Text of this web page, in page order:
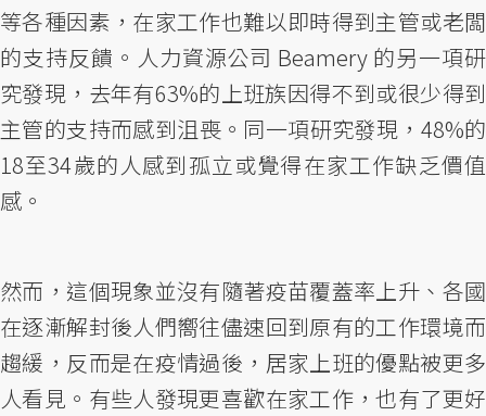
等各種因素，在家工作也難以即時得到主管或老闆
的支持反饋。人力資源公司 Beamery 的另一項研
究發現，去年有63%的上班族因得不到或很少得到
主管的支持而感到沮喪。同一項研究發現，48%的
18至34歲的人感到孤立或覺得在家工作缺乏價值
感。
然而，這個現象並沒有隨著疫苗覆蓋率上升、各國
在逐漸解封後人們嚮往儘速回到原有的工作環境而
趨緩，反而是在疫情過後，居家上班的優點被更多
人看見。有些人發現更喜歡在家工作，也有了更好